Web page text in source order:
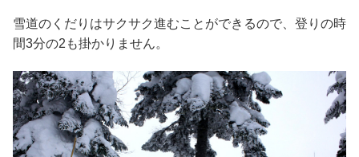
雪道のくだりはサクサク進むことができるので、登りの時
間3分の2も掛かりません。